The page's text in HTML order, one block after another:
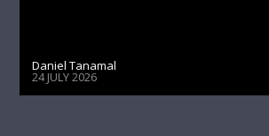
Daniel Tanamal
24 JULY 2026